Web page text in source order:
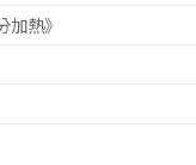
熱》